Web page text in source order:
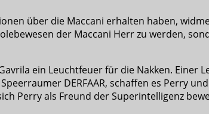
über die Maccani erhalten haben,
der Maccani Herr zu werden,
ein Leuchtfeuer für die Nakken. Einer
DERFAAR, schaffen es Perry
Perry als Freund der Superintelligenz